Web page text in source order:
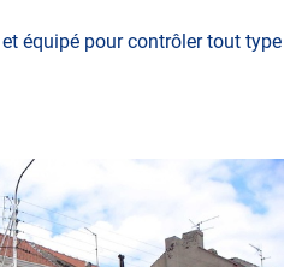
et équipé pour contrôler tout type
Classic, Partenaire FFVE)